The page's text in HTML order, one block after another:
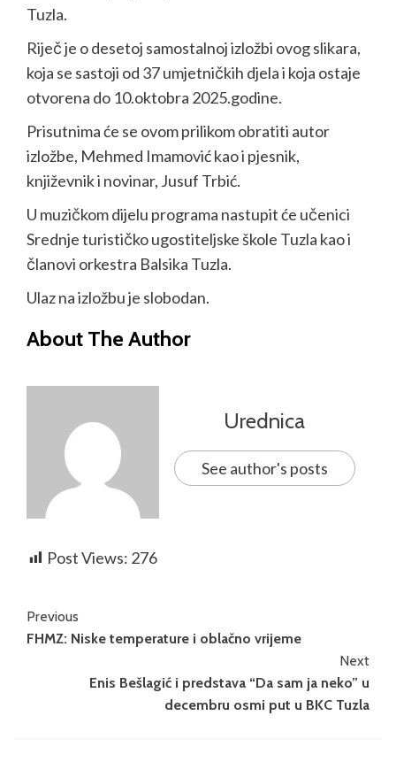
Tuzla.
Riječ je o desetoj samostalnoj izložbi ovog slikara,
koja se sastoji od 37 umjetničkih djela i koja ostaje
otvorena do 10.oktobra 2025.godine.
Prisutnima će se ovom prilikom obratiti autor
izložbe, Mehmed Imamović kao i pjesnik,
književnik i novinar, Jusuf Trbić.
U muzičkom dijelu programa nastupit će učenici
Srednje turističko ugostiteljske škole Tuzla kao i
članovi orkestra Balsika Tuzla.
Ulaz na izložbu je slobodan.
About The Author
Urednica
See author's posts
Post Views: 276
Previous
FHMZ: Niske temperature i oblačno vrijeme
Next
Enis Bešlagić i predstava “Da sam ja neko” u
decembru osmi put u BKC Tuzla